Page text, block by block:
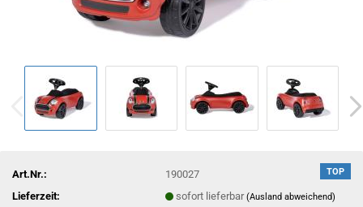
TOP
Art.Nr.:
190027
Lieferzeit:
sofort lieferbar(Ausland abweichend)